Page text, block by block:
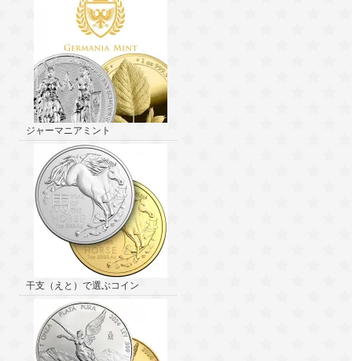
ジャーマニアミント
干支（えと）で選ぶコイン